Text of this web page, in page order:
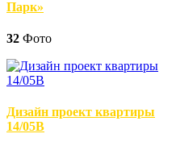
Парк»
32 Фото
Дизайн проект квартиры
14/05В